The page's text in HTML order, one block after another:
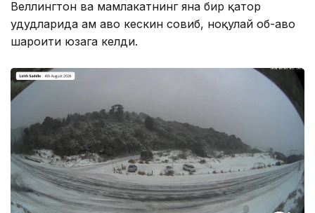
Веллингтон ва мамлакатнинг яна бир қатор
ҳудудларида ҳам ҳаво кескин совиб, ноқулай об-ҳаво
шароити юзага келди.